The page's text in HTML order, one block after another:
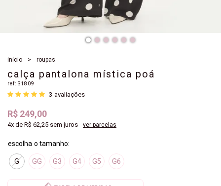
início roupas
calça pantalona mística poá
ref: S1809
3 avaliações
R$ 249,00
4x de R$ 62,25 sem juros ver parcelas
G GG G3 G4 G5 G6